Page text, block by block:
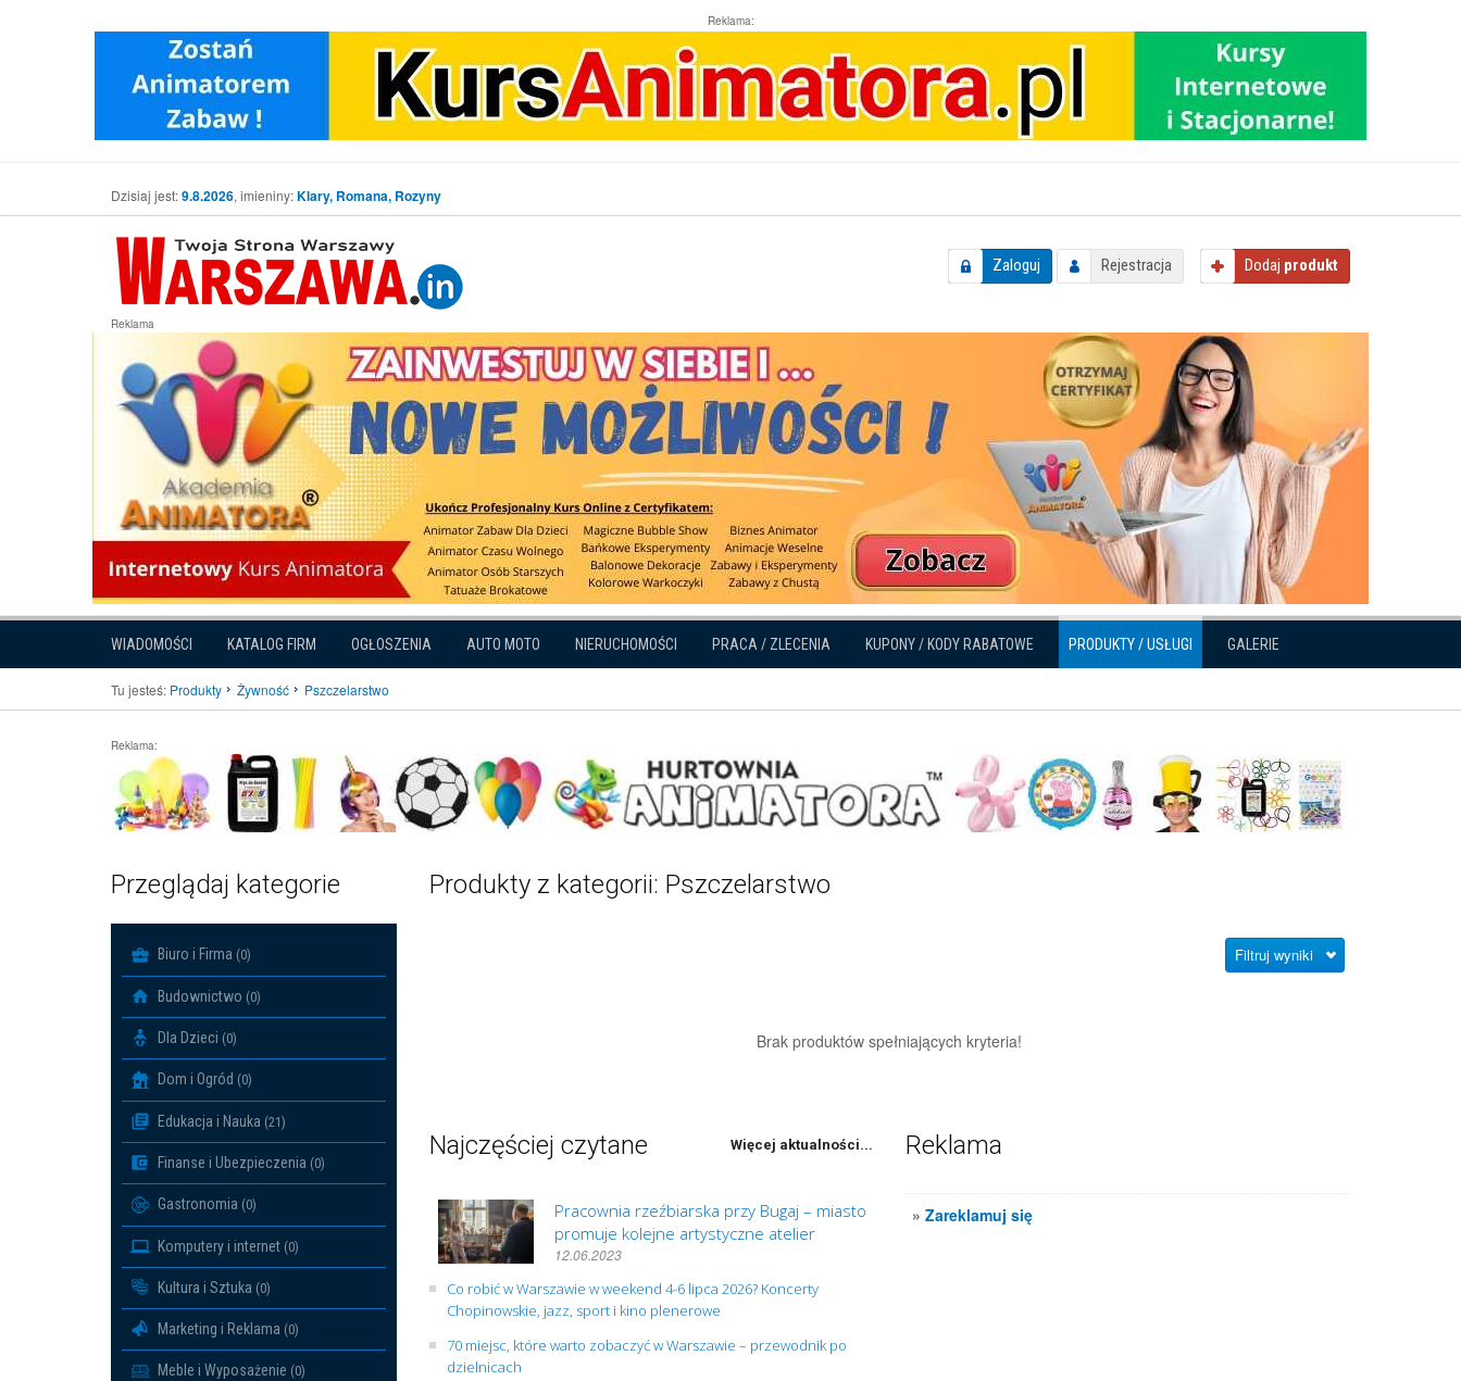
Reklama:
Dzisiaj jest:9.8.2026, imieniny:Klary, Romana, Rozyny
Zaloguj Rejestracja Dodaj produkt
Reklama
WIADOMOŚCI KATALOG FIRM OGŁOSZENIA AUTO MOTO NIERUCHOMOŚCI PRACA / ZLECENIA KUPONY / KODY RABATOWE PRODUKTY / USŁUGI GALERIE
Tu jesteś: Produkty Żywność Pszczelarstwo
Reklama:
Przeglądaj kategorie
Biuro i Firma (0)
Budownictwo (0)
Dla Dzieci (0)
Dom i Ogród (0)
Edukacja i Nauka (21)
Finanse i Ubezpieczenia (0)
Gastronomia (0)
Komputery i internet (0)
Kultura i Sztuka (0)
Marketing i Reklama (0)
Meble i Wyposażenie (0)
Produkty z kategorii: Pszczelarstwo
Filtruj wyniki
Brak produktów spełniających kryteria!
Najczęściej czytane Więcej aktualności...
Pracownia rzeźbiarska przy Bugaj – miasto
promuje kolejne artystyczne atelier
12.06.2023
Co robić w Warszawie w weekend 4-6 lipca 2026? Koncerty
Chopinowskie, jazz, sport i kino plenerowe
70 miejsc, które warto zobaczyć w Warszawie – przewodnik po
dzielnicach
Reklama
»Zareklamuj się